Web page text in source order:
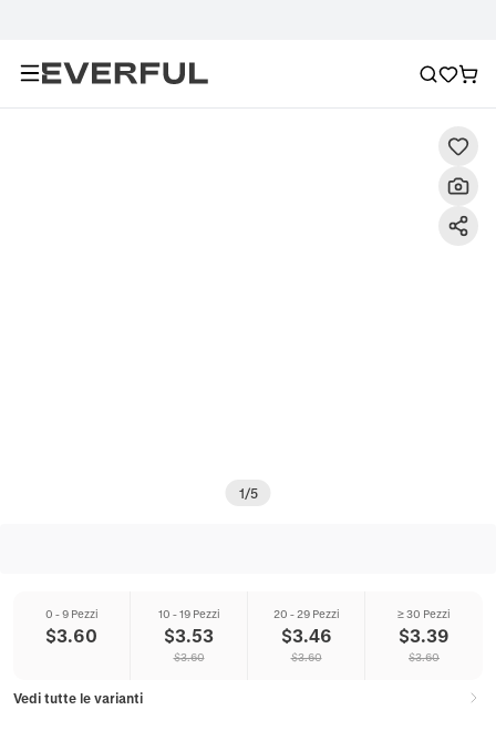
1/5
0 - 9 Pezzi
$3.60
10 - 19 Pezzi
$3.53
$3.60
20 - 29 Pezzi
$3.46
$3.60
≥ 30 Pezzi
$3.39
$3.60
Vedi tutte le varianti